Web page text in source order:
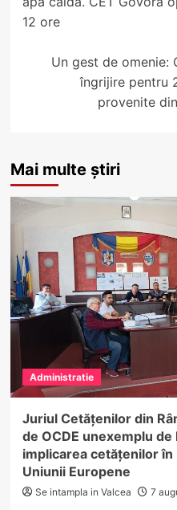
12 ore
Un gest de omenie:
îngrijire pentru
provenite
Mai multe știri
Administratie
Juriul Cetățenilor din
de OCDE unexemplu
implicarea cetățenilor în
Uniunii Europene
Se intampla in Valcea 7